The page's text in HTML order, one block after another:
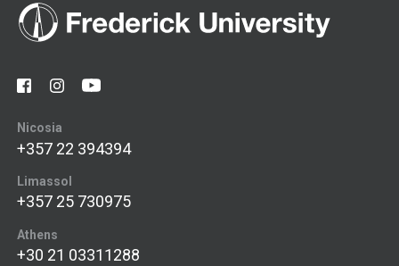
Nicosia
+357 22 394394
Limassol
+357 25 730975
Athens
+30 21 03311288